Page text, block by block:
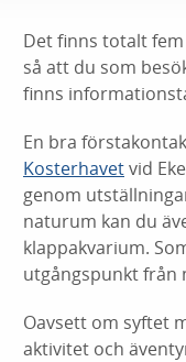
Det finns totalt fem
så att du som
finns
En bra
Kosterhavetvid
genom
naturum kan du
klappakvarium.
utgångspunkt från
Oavsett om syftet
aktivitet och